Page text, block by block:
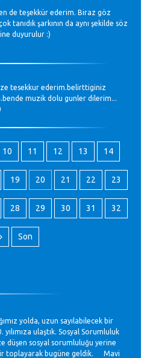
yolda, uzun sayılabilecek bir
ulaştık. Sosyal Sorumluluk
düşen sosyal sorumluluğu yerine
toplayarak bugüne geldik. Mavi
de teşekkür ederim. Biraz göz
tanıdık şarkının da aynı şekilde söz
duyurulur :)
tesekkur ederim.belirttiginiz
muzik dolu gunler dilerim...
10 11 12 13 14
19 20 21 22 23
28 29 30 31 32
Son